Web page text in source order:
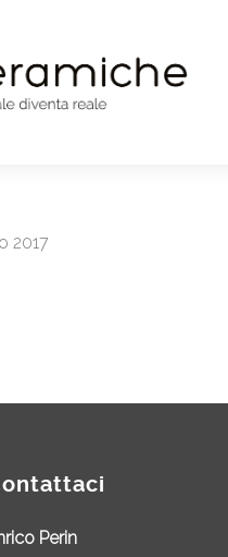
2017
Perin